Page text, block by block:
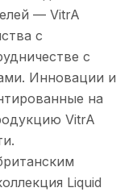
— VitrA
с
с
Инновации и
на
VitrA
Liquid